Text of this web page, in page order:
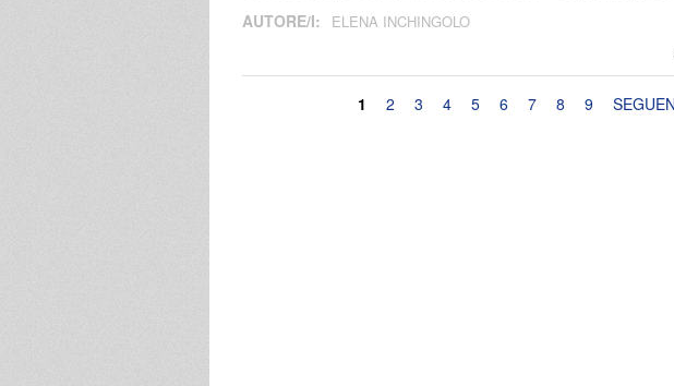
AUTORE/I: ELENA INCHINGOLO
1 2 3 4 5 6 7 8 9